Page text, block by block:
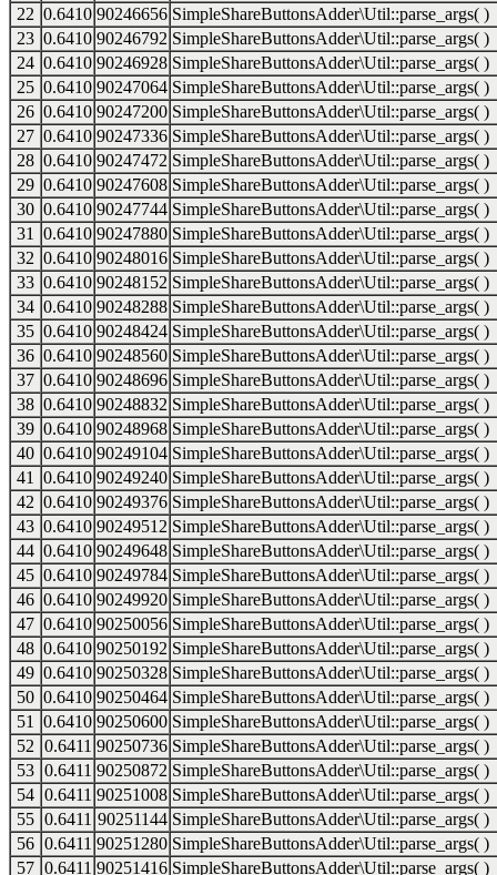
22 0.6410 90246656 SimpleShareButtonsAdder\Util::parse_args( )
23 0.6410 90246792 SimpleShareButtonsAdder\Util::parse_args( )
24 0.6410 90246928 SimpleShareButtonsAdder\Util::parse_args( )
25 0.6410 90247064 SimpleShareButtonsAdder\Util::parse_args( )
26 0.6410 90247200 SimpleShareButtonsAdder\Util::parse_args( )
27 0.6410 90247336 SimpleShareButtonsAdder\Util::parse_args( )
28 0.6410 90247472 SimpleShareButtonsAdder\Util::parse_args( )
29 0.6410 90247608 SimpleShareButtonsAdder\Util::parse_args( )
30 0.6410 90247744 SimpleShareButtonsAdder\Util::parse_args( )
31
0.6410 90247880 SimpleShareButtonsAdder\Util::parse_args( )
32 0.6410 90248016 SimpleShareButtonsAdder\Util::parse_args( )
33 0.6410 90248152 SimpleShareButtonsAdder\Util::parse_args( )
34 0.6410 90248288 SimpleShareButtonsAdder\Util::parse_args( )
35 0.6410 90248424 SimpleShareButtonsAdder\Util::parse_args( )
36 0.6410 90248560 SimpleShareButtonsAdder\Util::parse_args( )
37 0.6410 90248696 SimpleShareButtonsAdder\Util::parse_args( )
38 0.6410 90248832 SimpleShareButtonsAdder\Util::parse_args( )
39 0.6410 90248968 SimpleShareButtonsAdder\Util::parse_args( )
40 0.6410 90249104 SimpleShareButtonsAdder\Util::parse_args( )
41
0.6410 90249240 SimpleShareButtonsAdder\Util::parse_args( )
42 0.6410 90249376 SimpleShareButtonsAdder\Util::parse_args( )
43 0.6410 90249512 SimpleShareButtonsAdder\Util::parse_args( )
44 0.6410 90249648 SimpleShareButtonsAdder\Util::parse_args( )
45 0.6410 90249784 SimpleShareButtonsAdder\Util::parse_args( )
46 0.6410 90249920 SimpleShareButtonsAdder\Util::parse_args( )
47 0.6410 90250056 SimpleShareButtonsAdder\Util::parse_args( )
48 0.6410 90250192 SimpleShareButtonsAdder\Util::parse_args( )
49 0.6410 90250328 SimpleShareButtonsAdder\Util::parse_args( )
50 0.6410 90250464 SimpleShareButtonsAdder\Util::parse_args( )
51
0.6410 90250600 SimpleShareButtonsAdder\Util::parse_args( )
52 0.6411 90250736 SimpleShareButtonsAdder\Util::parse_args( )
53 0.6411 90250872 SimpleShareButtonsAdder\Util::parse_args( )
54 0.6411 90251008 SimpleShareButtonsAdder\Util::parse_args( )
55 0.6411 90251144 SimpleShareButtonsAdder\Util::parse_args( )
56 0.6411 90251280 SimpleShareButtonsAdder\Util::parse_args( )
57 0.6411 90251416 SimpleShareButtonsAdder\Util::parse_args( )